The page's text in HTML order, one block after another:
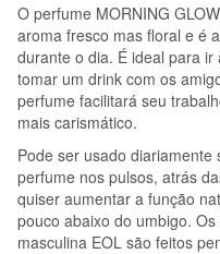
10
ML
-
MORNING
GLOW
O perfume MORNING
aroma fresco mas floral e é
durante o dia. É ideal para
tomar um drink com os
perfume facilitará seu
mais carismático.
Pode ser usado
perfume nos pulsos, atrás
quiser aumentar a função
pouco abaixo do umbigo.
masculina EOL são feitos